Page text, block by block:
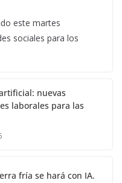
este martes
sociales para los
nuevas
laborales para las
fría se hará con IA.